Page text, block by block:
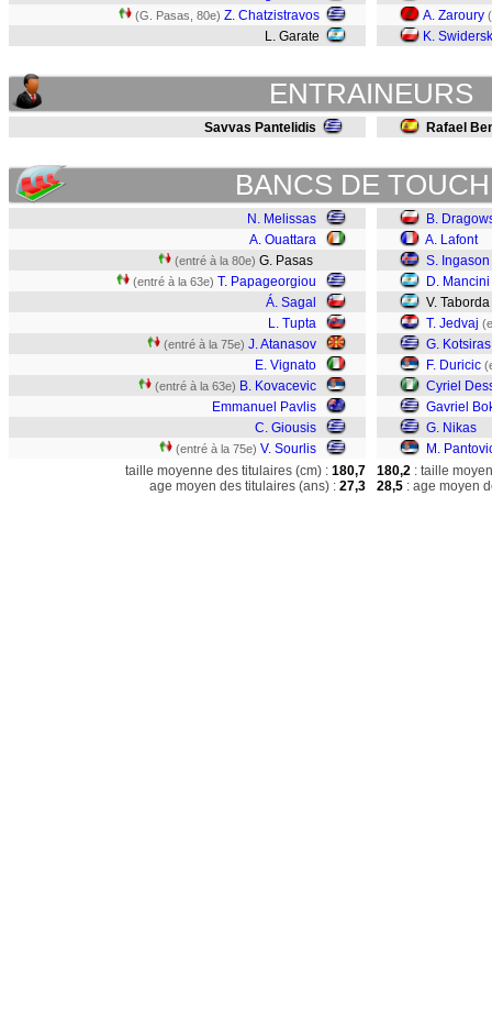
(G. Pasas, 80e) Z. Chatzistravos
L. Garate
A. Zaroury (
K.
ENTRAINEURS
Savvas Pantelidis Rafael
BANCS DE
N. Melissas
A. Ouattara
(entré à la 80e) G. Pasas
(entré à la 63e) T. Papageorgiou
Á. Sagal
L. Tupta
(entré à la 75e) J. Atanasov
E. Vignato
(entré à la 63e) B. Kovacevic
Emmanuel Pavlis
C. Giousis
(entré à la 75e) V. Sourlis
B.
A. Lafont
S. Ingason
D. Mancini
V. Taborda
T. Jedvaj
G. Kotsiras
F. Duricic
Cyriel
Gavriel
G. Nikas
M.
taille moyenne des titulaires (cm) : 180,7
age moyen des titulaires (ans) : 27,3
180,2 : taille
28,5 : age moyen